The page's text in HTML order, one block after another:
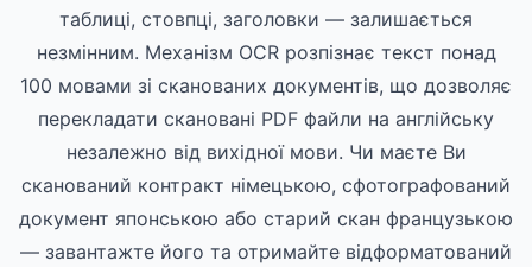
таблиці, стовпці, заголовки — залишається
незмінним. Механізм OCR розпізнає текст понад
100 мовами зі сканованих документів, що дозволяє
перекладати скановані PDF файли на англійську
незалежно від вихідної мови. Чи маєте Ви
сканований контракт німецькою, сфотографований
документ японською або старий скан французькою
— завантажте його та отримайте відформатований